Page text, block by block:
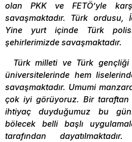
olan PKK ve FETÖ’yle
savaşmaktadır. Türk ordusu,
Yine yurt içinde Türk
şehirlerimizde savaşmaktadır.
Türk milleti ve Türk
üniversitelerinde hem
savaşmaktadır. Umumi
çok iyi görüyoruz. Bir
ihtiyaç duyduğumuz bu
bölecek belli başlı
tarafından